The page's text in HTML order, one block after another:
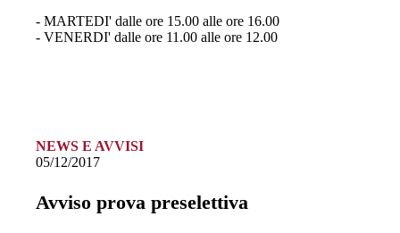
- MARTEDI' dalle ore 15.00 alle ore 16.00
- VENERDI' dalle ore 11.00 alle ore 12.00
NEWS E AVVISI
05/12/2017
Avviso prova preselettiva